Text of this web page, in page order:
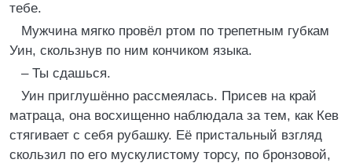
тебе.
Мужчина мягко провёл ртом по трепетным губкам
Уин, скользнув по ним кончиком языка.
– Ты сдашься.
Уин приглушённо рассмеялась. Присев на край
матраца, она восхищенно наблюдала за тем, как Кев
стягивает с себя рубашку. Её пристальный взгляд
скользил по его мускулистому торсу, по бронзовой,